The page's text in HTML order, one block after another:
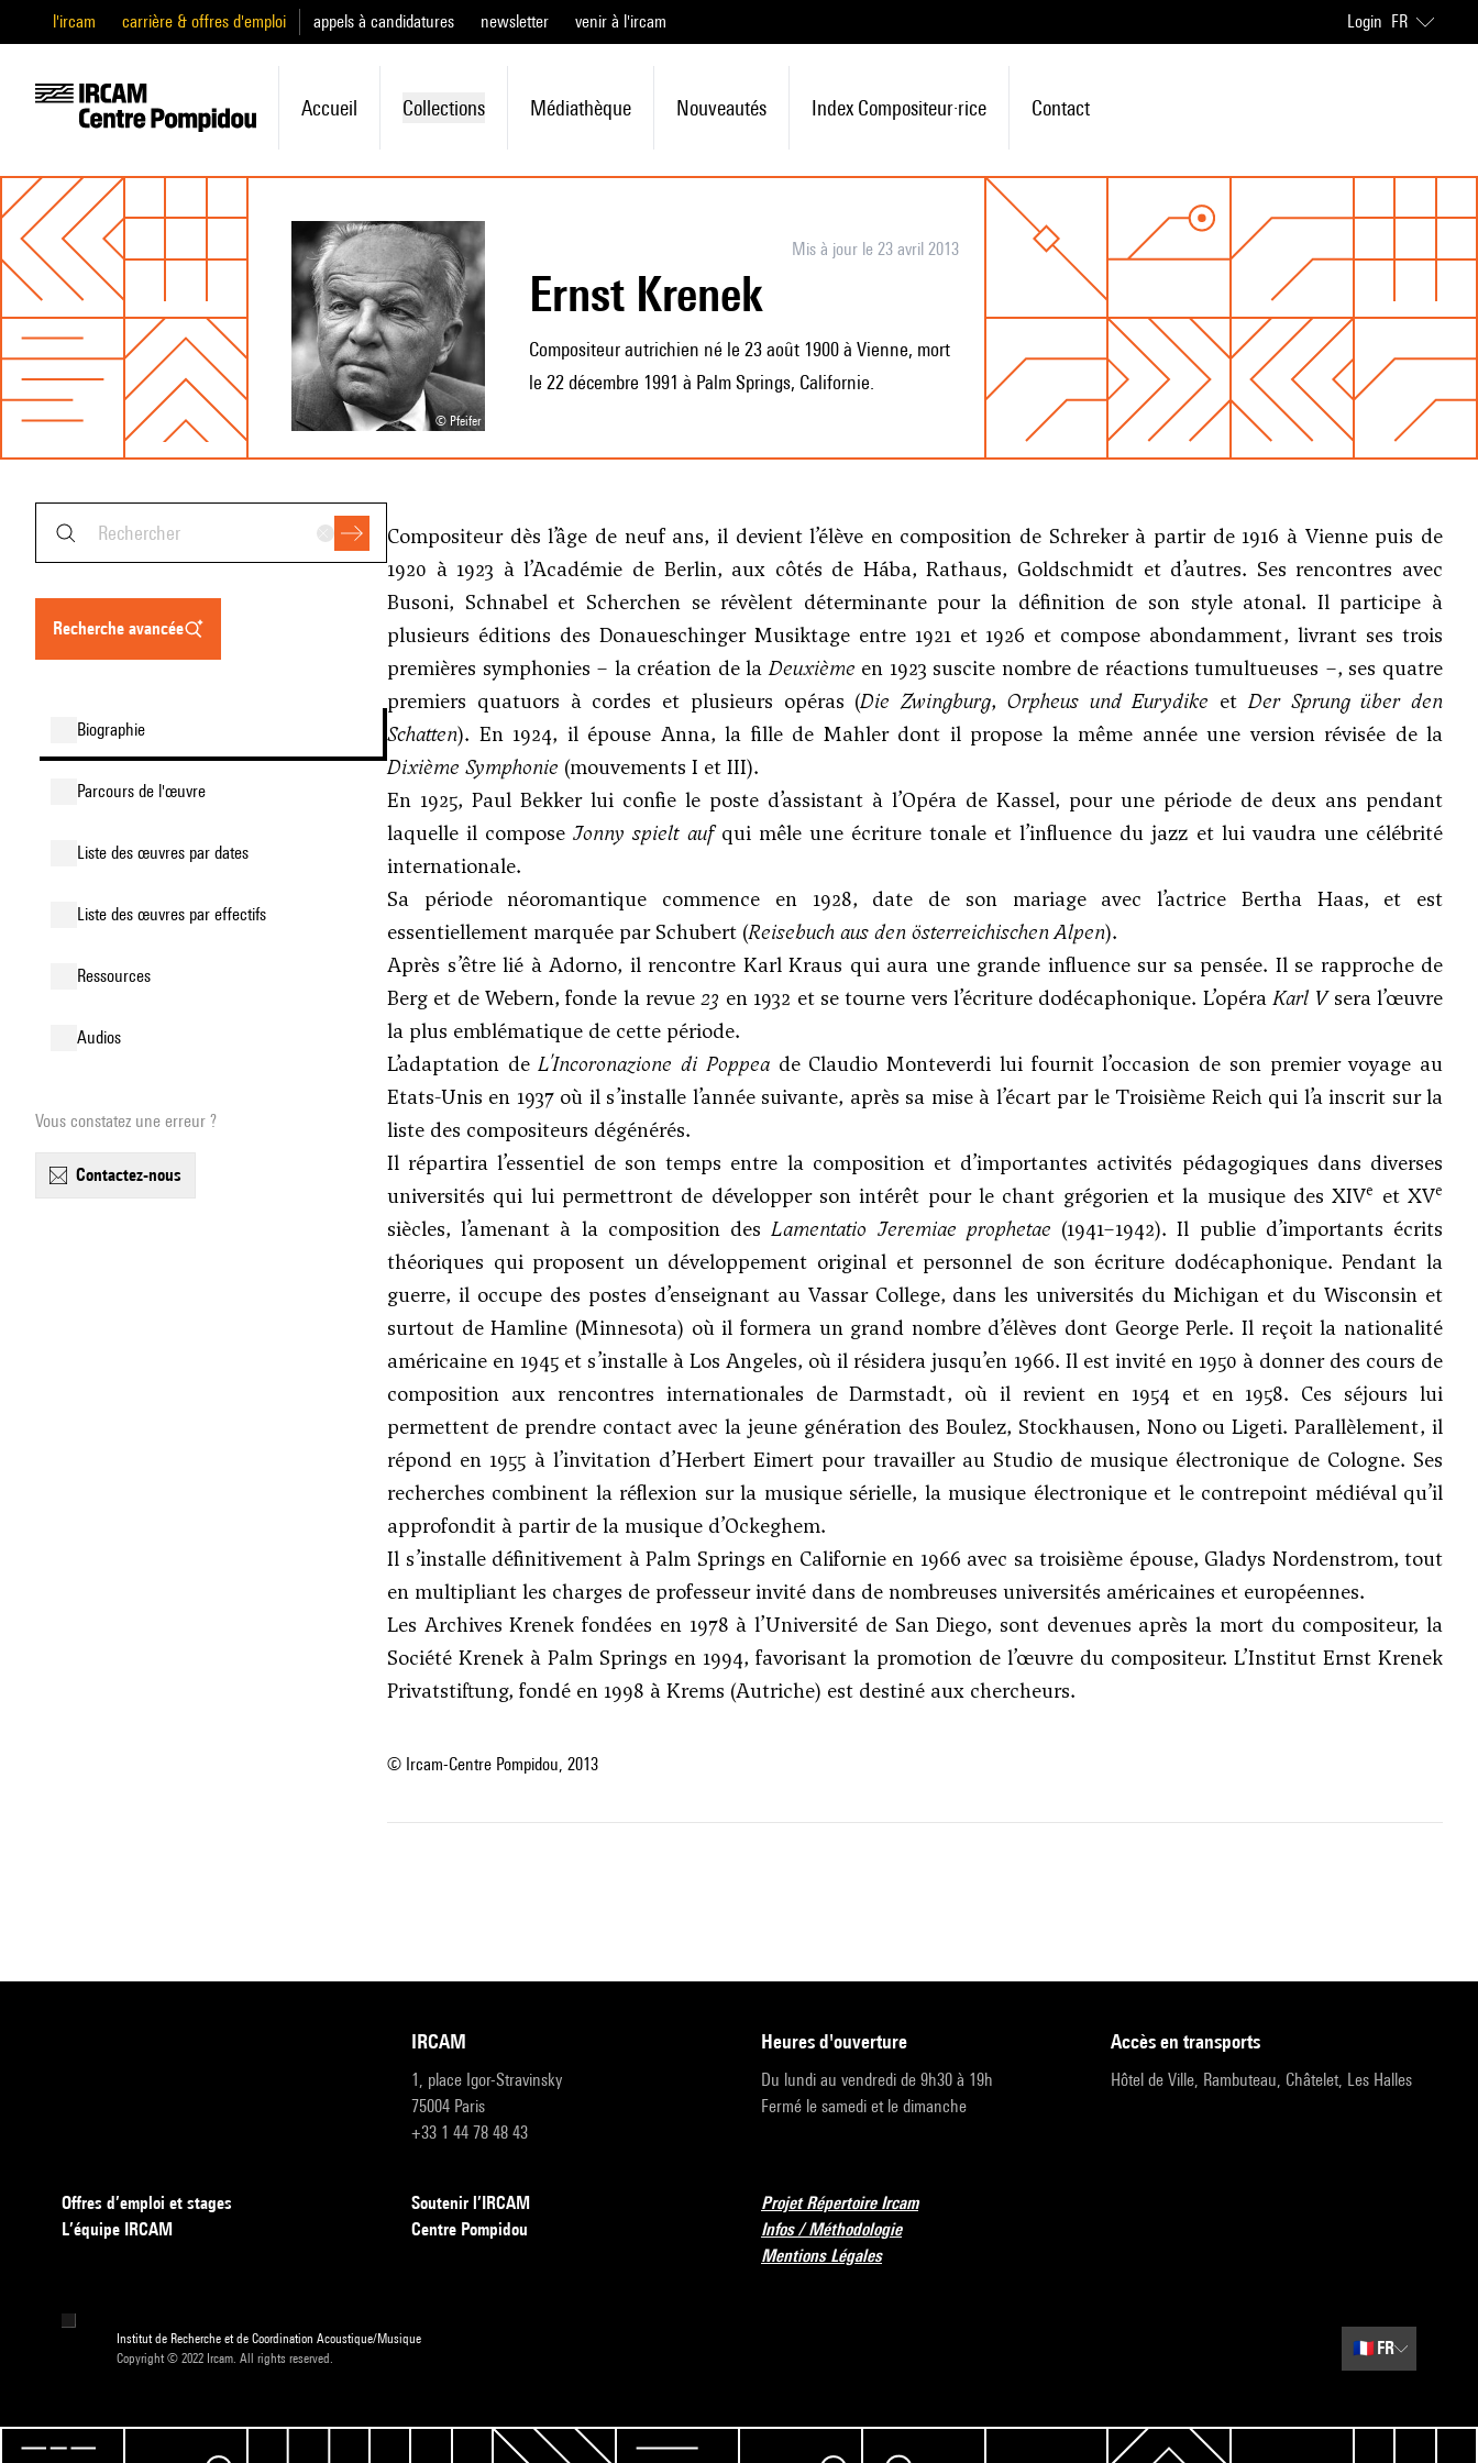
l'ircam carrière & offres d'emploi appels à candidatures newsletter venir à l'ircam Login FR
Accueil Collections Médiathèque Nouveautés Index Compositeur·rice Contact
© Pfeifer
Mis à jour le 23 avril 2013
Ernst Krenek
Compositeur autrichien né le 23 août 1900 à Vienne, mort
le 22 décembre 1991 à Palm Springs, Californie.
recherche avancée
biographie
parcours de l'œuvre
liste des œuvres par dates
liste des œuvres par effectifs
ressources
audios
Vous constatez une erreur ?
contactez-nous
Compositeur dès l’âge de neuf ans, il devient l’élève en composition de Schrekerà partir de 1916 à Vienne puis de
1920 à 1923 à l’Académie de Berlin, aux côtés de Hába, Rathaus, Goldschmidt et d’autres. Ses rencontres avec
Busoni, Schnabelet Scherchense révèlent déterminante pour la définition de son style atonal. Il participe à
plusieurs éditions des Donaueschinger Musiktage entre 1921 et 1926 et compose abondamment, livrant ses trois
premières symphonies – la création de laDeuxième en 1923 suscite nombre de réactions tumultueuses –, ses quatre
premiers quatuors à cordes et plusieurs opéras (Die Zwingburg, Orpheus und Eurydike etDer Sprung über den
Schatten). En 1924, il épouse Anna, la fille de Mahler dont il propose la même année une version révisée de la
Dixième Symphonie (mouvements I et III).
En 1925, Paul Bekker lui confie le poste d’assistant à l’Opéra de Kassel, pour une période de deux ans pendant
laquelle il composeJonny spielt aufqui mêle une écriture tonale et l’influence du jazz et lui vaudra une célébrité
internationale.
Sa période néoromantique commence en 1928, date de son mariage avec l’actrice Bertha Haas, et est
essentiellement marquée par Schubert (Reisebuch aus den österreichischen Alpen).
Après s’être lié à Adorno, il rencontre Karl Kraus qui aura une grande influence sur sa pensée. Il se rapproche de
Berg et deWebern, fonde la revue23 en 1932 et se tourne vers l’écriture dodécaphonique. L’opéra Karl Vsera l’œuvre
la plus emblématique de cette période.
L’adaptation deL'Incoronazione di Poppeade Claudio Monteverdi lui fournit l’occasion de son premier voyage au
Etats-Unis en 1937 où il s’installe l’année suivante, après sa mise à l’écart par le Troisième Reich qui l’a inscrit sur la
liste des compositeurs dégénérés.
Il répartira l’essentiel de son temps entre la composition et d’importantes activités pédagogiques dans diverses
universités qui lui permettront de développer son intérêt pour le chant grégorien et la musique des XIVe et XVe
siècles, l’amenant à la composition desLamentatio Jeremiae prophetae (1941–1942). Il publie d’importants écrits
théoriques qui proposent un développement original et personnel de son écriture dodécaphonique. Pendant la
guerre, il occupe des postes d’enseignant au Vassar College, dans les universités du Michigan et du Wisconsin et
surtout de Hamline (Minnesota) où il formera un grand nombre d’élèves dont George Perle. Il reçoit la nationalité
américaine en 1945 et s’installe à Los Angeles, où il résidera jusqu’en 1966. Il est invité en 1950 à donner des cours de
composition aux rencontres internationales de Darmstadt, où il revient en 1954 et en 1958. Ces séjours lui
permettent de prendre contact avec la jeune génération des Boulez, Stockhausen, Nono ouLigeti. Parallèlement, il
répond en 1955 à l’invitation d’Herbert Eimert pour travailler au Studio de musique électronique de Cologne. Ses
recherches combinent la réflexion sur la musique sérielle, la musique électronique et le contrepoint médiéval qu’il
approfondit à partir de la musique d’Ockeghem.
Il s’installe définitivement à Palm Springs en Californie en 1966 avec sa troisième épouse, Gladys Nordenstrom, tout
en multipliant les charges de professeur invité dans de nombreuses universités américaines et européennes.
Les Archives Krenek fondées en 1978 à l’Université de San Diego, sont devenues après la mort du compositeur, la
Société Krenek à Palm Springs en 1994, favorisant la promotion de l’œuvre du compositeur. L’Institut Ernst Krenek
Privatstiftung, fondé en 1998 à Krems (Autriche) est destiné aux chercheurs.
© Ircam-Centre Pompidou, 2013
IRCAM
1, place Igor-Stravinsky
75004 Paris
+33 1 44 78 48 43
heures d'ouverture
Du lundi au vendredi de 9h30 à 19h
Fermé le samedi et le dimanche
accès en transports
Hôtel de Ville, Rambuteau, Châtelet, Les Halles
Offres d’emploi et stages
L’équipe IRCAM
Soutenir l’IRCAM
Centre Pompidou
Projet Répertoire Ircam
Infos / Méthodologie
Mentions Légales
Institut de Recherche et de Coordination Acoustique/Musique
Copyright © 2022 Ircam. All rights reserved.
🇫🇷 FR